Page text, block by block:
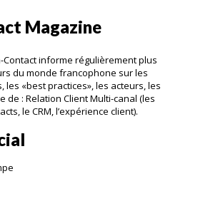
Magazine
Contact informe régulièrement plus
du monde francophone sur les
les «best practices», les acteurs, les
de : Relation Client Multi-canal (les
le CRM, l’expérience client).